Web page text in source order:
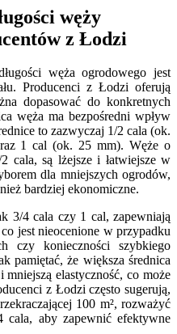
węży
z Łodzi
węża ogrodowego jest
Producenci z Łodzi oferują
dopasować do konkretnych
węża ma bezpośredni wpływ
to zazwyczaj 1/2 cala (ok.
1 cal (ok. 25 mm). Węże o
cala, są lżejsze i łatwiejsze w
dla mniejszych ogrodów,
bardziej ekonomiczne.
3/4 cala czy 1 cal, zapewniają
jest nieocenione w przypadku
czy konieczności szybkiego
pamiętać, że większa średnica
elastyczność, co może
z Łodzi często sugerują,
100 m², rozważyć
cala, aby zapewnić efektywne